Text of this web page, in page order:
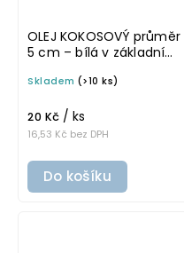
OLEJ KOKOSOVÝ průměr
5 cm – bílá v základním
samolepka na
Skladem (>10 ks)
16,53 Kč bez DPH
20 Kč / ks
Do košíku